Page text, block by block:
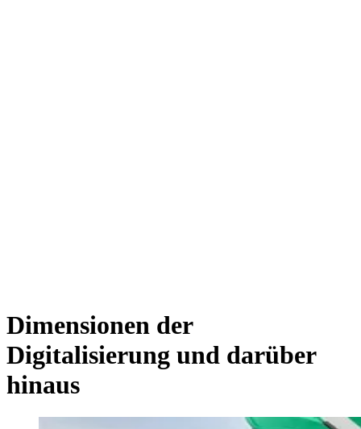
Dimensionen der
Digitalisierung und darüber
hinaus